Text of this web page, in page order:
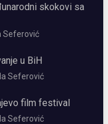
skokovi sa
Seferović
u BiH
Seferović
film festival
Seferović